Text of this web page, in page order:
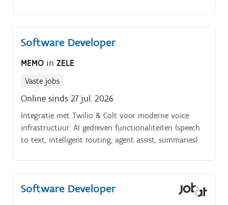
Software Developer
MEMO in ZELE
Vaste jobs
Online sinds 27 jul. 2026
Integratie met Twilio & Colt voor moderne voice
infrastructuur. AI gedreven functionaliteiten (speech
to text, intelligent routing, agent assist, summaries).
Software Developer